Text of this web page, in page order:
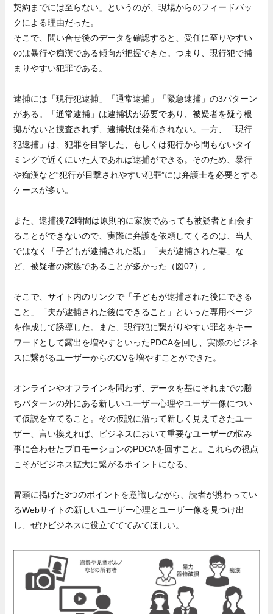
契約までには至らない」というのが、現場からのフィードバッ
クによる理由だった。
そこで、問い合せ後のデータを確認すると、受任に至りやすい
のは暴行や痴漢である傾向が把握できた。つまり、現行犯で捕
まりやすい犯罪である。
逮捕には「現行犯逮捕」「通常逮捕」「緊急逮捕」の3パターン
がある。「通常逮捕」は逮捕状が必要であり、被疑者を疑う根
拠がないと捜査されず、逮捕状は発布されない。一方、「現行
犯逮捕」は、犯罪を目撃した、もしくは犯行から間もないタイ
ミングで近くにいた人であれば逮捕ができる。そのため、暴行
や痴漢など“犯行が目撃されやすい犯罪”には弁護士を必要とする
ケースが多い。
また、逮捕後72時間は原則的に家族であっても被疑者と面会す
ることができないので、実際に弁護を依頼してくるのは、当人
ではなく「子どもが逮捕された親」「夫が逮捕された妻」な
ど、被疑者の家族であることが多かった（図07）。
そこで、サイト内のリンクで「子どもが逮捕された後にできる
こと」「夫が逮捕された後にできること」といった専用ページ
を作成して誘導した。また、現行犯に繋がりやすい罪名をキー
ワードとして露出を増やすといったPDCAを回し、実際のビジネ
スに繋がるユーザーからのCVを増やすことができた。
オンラインやオフラインを問わず、データを基にそれまでの勝
ちパターンの外にある新しいユーザー心理やユーザー像につい
て仮説を立てること。その仮説に沿って新しく見えてきたユー
ザー、言い換えれば、ビジネスにおいて重要なユーザーの悩み
事に合わせたプロモーションのPDCAを回すこと。これらの視点
こそがビジネス拡大に繋がるポイントになる。
冒頭に掲げた3つのポイントを意識しながら、読者が携わってい
るWebサイトの新しいユーザー心理とユーザー像を見つけ出
し、ぜひビジネスに役立てててみてほしい。